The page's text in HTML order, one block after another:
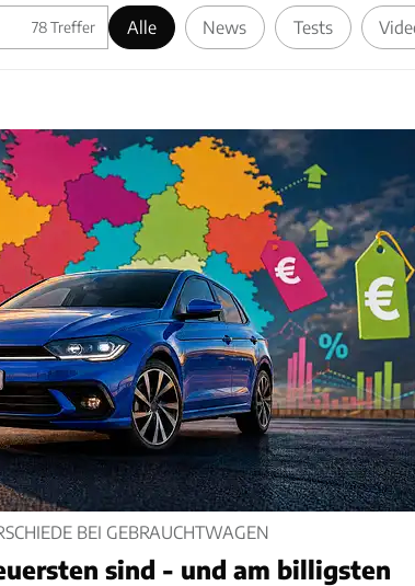
78Treffer Alle News Tests
BEI GEBRAUCHTWAGEN
sind - und am billigsten